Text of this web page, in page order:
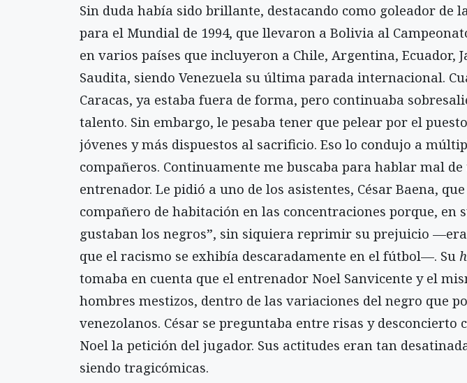
Sin duda había sido brillante, destacando como goleador de
para el Mundial de 1994, que llevaron a Bolivia al
en varios países que incluyeron a Chile, Argentina, Ecuador,
Saudita, siendo Venezuela su última parada internacional.
Caracas, ya estaba fuera de forma, pero continuaba
talento. Sin embargo, le pesaba tener que pelear por el
jóvenes y más dispuestos al sacrificio. Eso lo condujo a
compañeros. Continuamente me buscaba para hablar mal
entrenador. Le pidió a uno de los asistentes, César Baena,
compañero de habitación en las concentraciones porque, en
gustaban los negros”, sin siquiera reprimir su prejuicio
que el racismo se exhibía descaradamente en el fútbol—. Su
tomaba en cuenta que el entrenador Noel Sanvicente y el
hombres mestizos, dentro de las variaciones del negro que
venezolanos. César se preguntaba entre risas y desconcierto
Noel la petición del jugador. Sus actitudes eran tan
siendo tragicómicas.